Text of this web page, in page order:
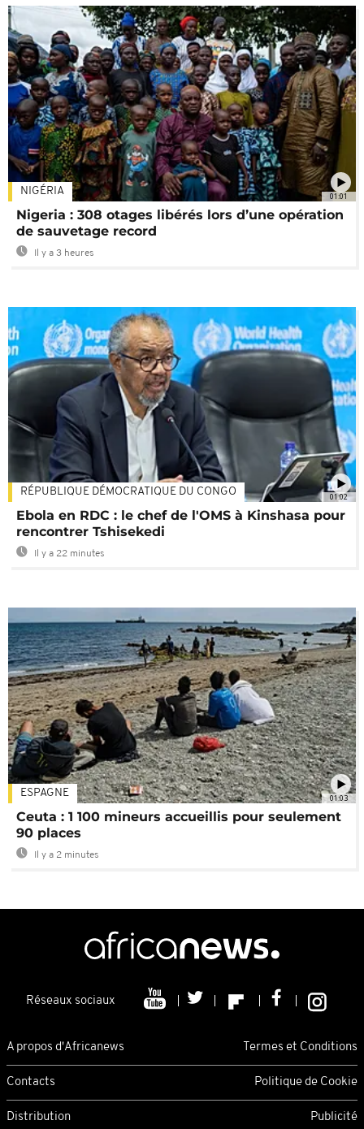
01:01
NIGÉRIA
Nigeria : 308 otages libérés lors d’une opération
de sauvetage record
Il y a 3 heures
01:02
RÉPUBLIQUE DÉMOCRATIQUE DU CONGO
Ebola en RDC : le chef de l'OMS à Kinshasa pour
rencontrer Tshisekedi
Il y a 22 minutes
01:03
ESPAGNE
Ceuta : 1 100 mineurs accueillis pour seulement
90 places
Il y a 2 minutes
Réseaux sociaux
A propos d'Africanews Termes et Conditions
Contacts Politique de Cookie
Distribution Publicité